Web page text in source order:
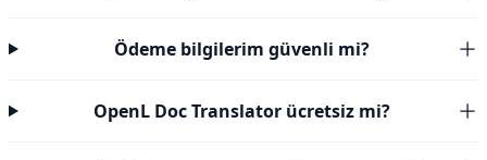
Ödeme bilgilerim güvenli mi?
OpenL Doc Translator ücretsiz mi?